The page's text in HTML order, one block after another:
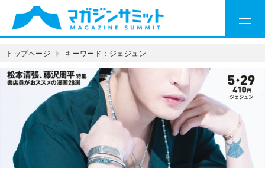
トップページ キーワード：ジェジュン